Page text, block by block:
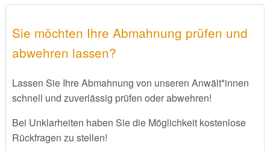
Sie möchten Ihre Abmahnung prüfen und
abwehren lassen?
Lassen Sie Ihre Abmahnung von unseren Anwält*innen
schnell und zuverlässig prüfen oder abwehren!
Bei Unklarheiten haben Sie die Möglichkeit kostenlose
Rückfragen zu stellen!